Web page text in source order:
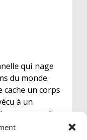
qui nage
du monde.
cache un corps
à un
se venger. En
elle sillonne